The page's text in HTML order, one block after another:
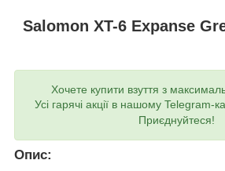
Salomon XT-6 Expanse
Хочете купити взуття з
Усі гарячі акції в нашому Telegram-
Приєднуйтеся!
Опис: